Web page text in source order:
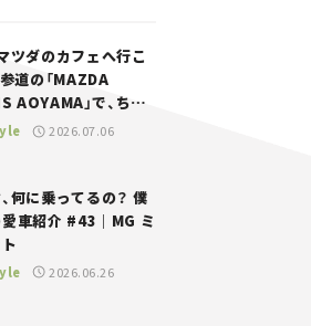
ツダのカフェへ行こ
参道の「MAZDA
AOYAMA」で、ちょ
息。——連載｜CCG
2026.07.06
何に乗ってるの？ 僕
車紹介 #43｜MG ミ
2026.06.26